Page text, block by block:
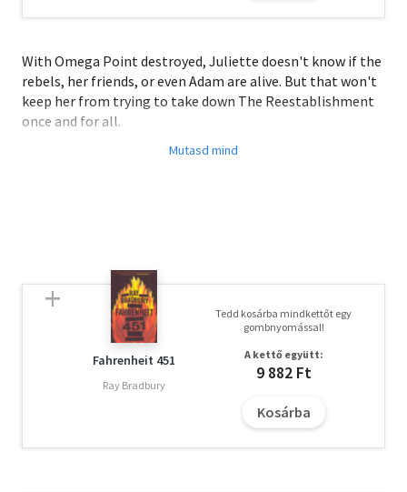
With Omega Point destroyed, Juliette doesn't know if the
rebels, her friends, or even Adam are alive. But that won't
keep her from trying to take down The Reestablishment
once and for all.
Now she must rely on Warner. The one person she never
Fahrenheit 451
Ray Bradbury
Tedd kosárba mindkettőt egy
gombnyomással!
A kettő együtt:
9 882 Ft
Kosárba